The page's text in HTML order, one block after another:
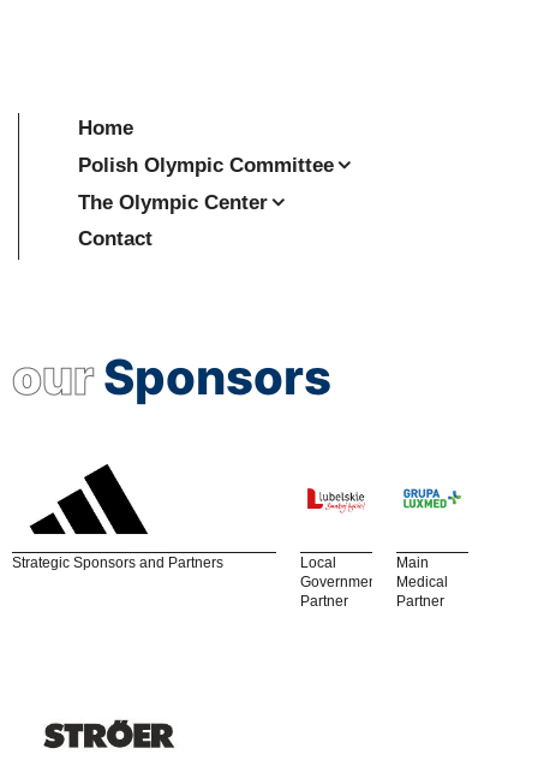
Home
Polish Olympic Committee
The Olympic Center
Contact
ourSponsors
Strategic Sponsors and Partners
Local
Government
Partner
Main
Medical
Partner